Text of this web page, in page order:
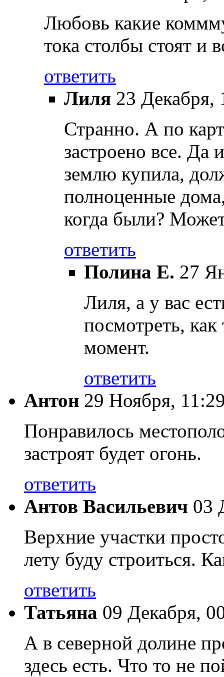
Любовь какие
тока столбы стоят и
ответить
Лиля 23 Декабря,
Странно. А по
застроено все. Да
землю купила,
полноценные
когда были?
ответить
Полина Е. 27
Лиля, а у вас
посмотреть,
момент.
ответить
Антон 29 Ноября,
Понравилось
застроят будет огонь.
ответить
Антов Васильевич 03
Верхние участки
лету буду строиться.
ответить
Татьяна 09 Декабря,
А в северной долине
здесь есть. Что то не